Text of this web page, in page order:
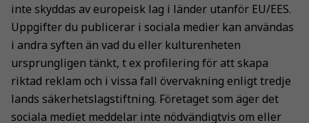
inte skyddas av europeisk lag i länder utanför EU/EES.
Uppgifter du publicerar i sociala medier kan användas
i andra syften än vad du eller kulturenheten
ursprungligen tänkt, t ex profilering för att skapa
riktad reklam och i vissa fall övervakning enligt tredje
lands säkerhetslagstiftning. Företaget som äger det
sociala mediet meddelar inte nödvändigtvis om eller